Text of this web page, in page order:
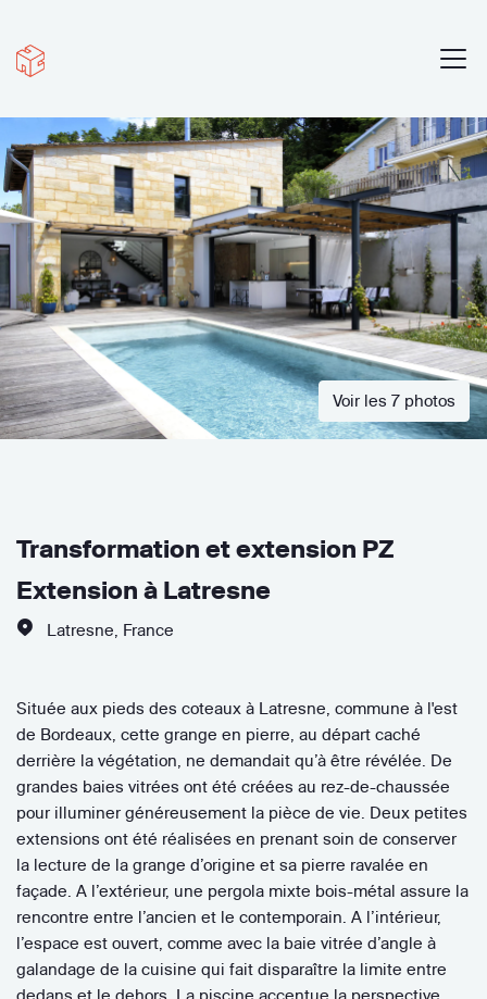
Voir les 7 photos
Transformation et extension PZ
Extension à Latresne
Latresne France
Située aux pieds des coteaux à Latresne, commune à l'est
de Bordeaux, cette grange en pierre, au départ caché
derrière la végétation, ne demandait qu’à être révélée. De
grandes baies vitrées ont été créées au rez-de-chaussée
pour illuminer généreusement la pièce de vie. Deux petites
extensions ont été réalisées en prenant soin de conserver
la lecture de la grange d’origine et sa pierre ravalée en
façade. A l’extérieur, une pergola mixte bois-métal assure la
rencontre entre l’ancien et le contemporain. A l’intérieur,
l’espace est ouvert, comme avec la baie vitrée d’angle à
galandage de la cuisine qui fait disparaître la limite entre
dedans et le dehors. La piscine accentue la perspective